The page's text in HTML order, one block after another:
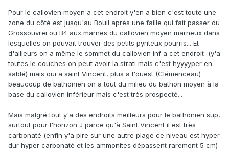
Pour le callovien moyen a cet endroit y'en a bien c'est toute une
zone du côté est jusqu'au Bouil après une faille qui fait passer du
Grossouvrei ou B4 aux marnes du callovien moyen marneux dans
lesquelles on pouvait trouver des petits pyriteux pourris... Et
d'ailleurs on a même le sommet du callovien inf a cet endroit (y'a
toutes le couches on peut avoir la strati mais c'est hyyyyper en
sablé) mais oui a saint Vincent, plus a l'ouest (Clémenceau)
beaucoup de bathonien on a tout du milieu du bathon moyen à la
base du callovien inférieur mais c'est très prospecté...
Mais malgré tout y'a des endroits meilleurs pour le bathonien sup,
surtout pour l'horizon J parce qu'à Saint Vincent il est très
carbonaté (enfin y'a pire sur une autre plage ce niveau est hyper
dur hyper carbonaté et les ammonites dépassent rarement 5 cm)